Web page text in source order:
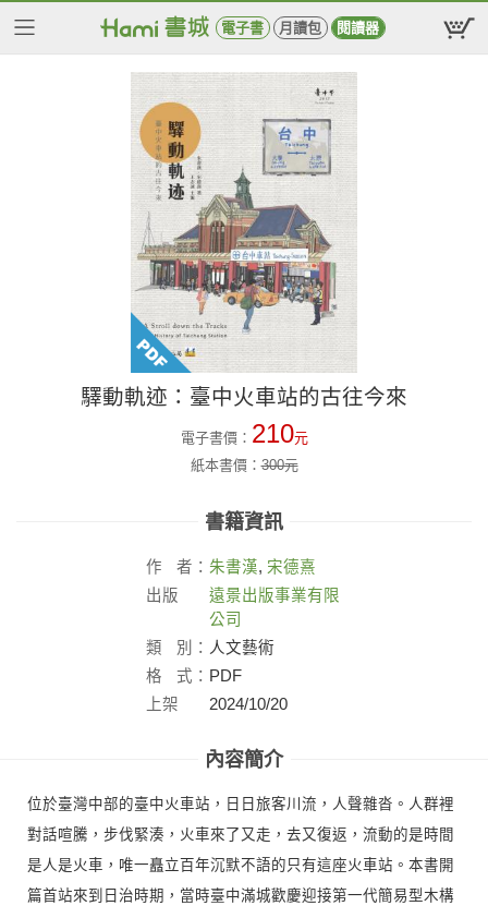
電子書 月讀包 閱讀器
驛動軌迹：臺中火車站的古往今來
電子書價： 210元
紙本書價：300元
書籍資訊
作 者： 朱書漢, 宋德熹
出版
遠景出版事業有限
公司
類
別： 人文藝術
格
式： PDF
上架
2024/10/20
內容簡介
位於臺灣中部的臺中火車站，日日旅客川流，人聲雜沓。人群裡
對話喧騰，步伐緊湊，火車來了又走，去又復返，流動的是時間
是人是火車，唯一矗立百年沉默不語的只有這座火車站。本書開
篇首站來到日治時期，當時臺中滿城歡慶迎接第一代簡易型木構